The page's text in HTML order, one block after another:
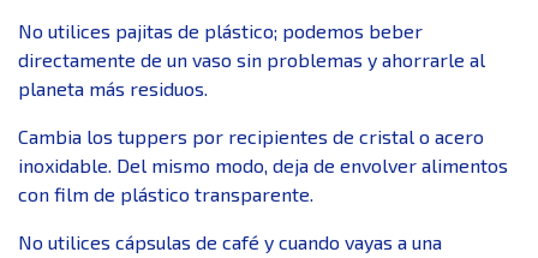
No utilices pajitas de plástico; podemos beber
directamente de un vaso sin problemas y ahorrarle al
planeta más residuos.
Cambia los tuppers por recipientes de cristal o acero
inoxidable. Del mismo modo, deja de envolver alimentos
con film de plástico transparente.
No utilices cápsulas de café y cuando vayas a una